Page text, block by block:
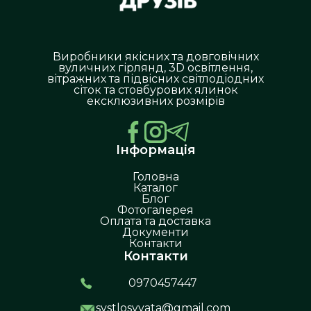
Виробники якісних та довговічних
вуличних гірлянд, 3D освітлення,
вітражних та підвісних світлодіодних
сіток та стовбурових ялинок
ексклюзивних розмірів
Інформація
Головна
Каталог
Блог
Фотогалерея
Оплата та доставка
Документи
Контакти
Контакти
0970457447
svstlosvyata@gmail.com